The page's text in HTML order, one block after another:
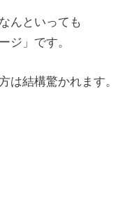
んといっても
ジ」です。
は結構驚かれます。